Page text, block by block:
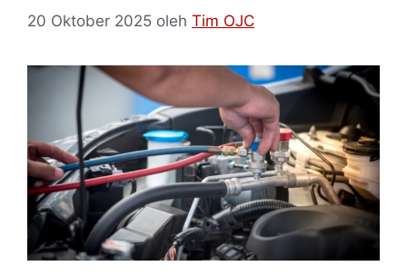
20 Oktober 2025 oleh Tim OJC